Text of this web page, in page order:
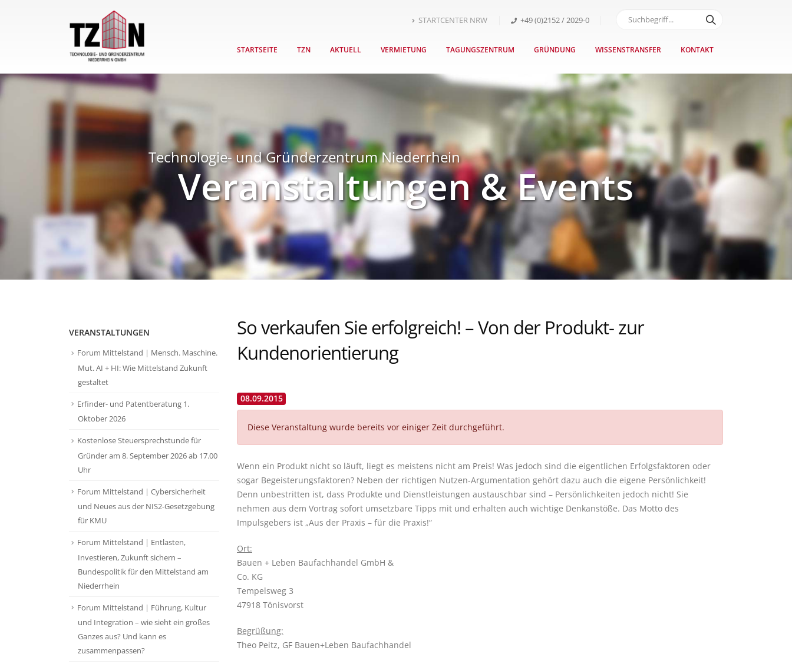
STARTCENTER NRW +49 (0)2152 / 2029-0
STARTSEITE TZN AKTUELL VERMIETUNG TAGUNGSZENTRUM GRÜNDUNG WISSENSTRANSFER KONTAKT
So verkaufen Sie erfolgreich! – Von der Produkt- zur
Kundenorientierung
08.09.2015
Diese Veranstaltung wurde bereits vor einiger Zeit durchgeführt.
Wenn ein Produkt nicht so läuft, liegt es meistens nicht am Preis! Was jedoch sind die eigentlichen Erfolgsfaktoren oder
sogar Begeisterungsfaktoren? Neben der richtigen Nutzen-Argumentation gehört dazu auch die eigene Persönlichkeit!
Denn unbestritten ist, dass Produkte und Dienstleistungen austauschbar sind – Persönlichkeiten jedoch nicht! Sie
nehmen aus dem Vortrag sofort umsetzbare Tipps mit und erhalten auch wichtige Denkanstöße. Das Motto des
Impulsgebers ist „Aus der Praxis – für die Praxis!“
Ort:
Bauen + Leben Baufachhandel GmbH &
Co. KG
Tempelsweg 3
47918 Tönisvorst
Begrüßung:
Theo Peitz, GF Bauen+Leben Baufachhandel
VERANSTALTUNGEN
Forum Mittelstand | Mensch. Maschine.
Mut. AI + HI: Wie Mittelstand Zukunft
gestaltet
Erfinder- und Patentberatung 1.
Oktober 2026
Kostenlose Steuersprechstunde für
Gründer am 8. September 2026 ab 17.00
Uhr
Forum Mittelstand | Cybersicherheit
und Neues aus der NIS2-Gesetzgebung
für KMU
Forum Mittelstand | Entlasten,
Investieren, Zukunft sichern –
Bundespolitik für den Mittelstand am
Niederrhein
Forum Mittelstand | Führung, Kultur
und Integration – wie sieht ein großes
Ganzes aus? Und kann es
zusammenpassen?